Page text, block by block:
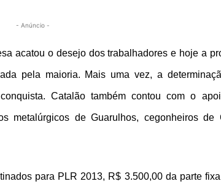
- Anúncio -
acatou o desejo dos trabalhadores e hoje a
pela maioria. Mais uma vez, a
Catalão também contou com o
metalúrgicos de Guarulhos, cegonheiros de
para PLR 2013, R$ 3.500,00 da parte